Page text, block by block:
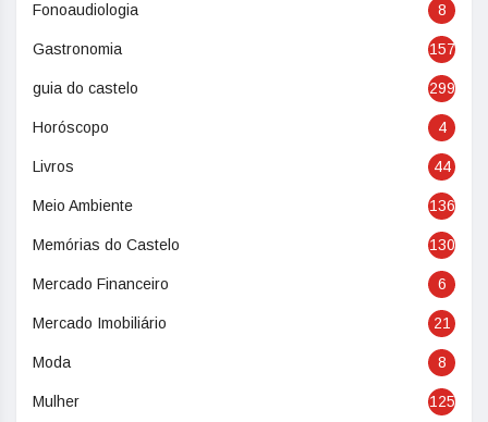
Fonoaudiologia 8
Gastronomia 157
guia do castelo 299
Horóscopo 4
Livros 44
Meio Ambiente 136
Memórias do Castelo 130
Mercado Financeiro 6
Mercado Imobiliário 21
Moda 8
Mulher 125